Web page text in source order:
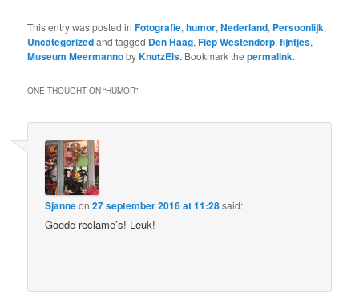
This entry was posted inFotografie,humor,Nederland, Persoonlijk,
Uncategorizedand tagged Den Haag,Fiep Westendorp,fijntjes,
Museum MeermannobyKnutzEls. Bookmark thepermalink.
ONE THOUGHT ON “HUMOR”
Sjanneon27 september 2016 at 11:28said:
Goede reclame’s! Leuk!